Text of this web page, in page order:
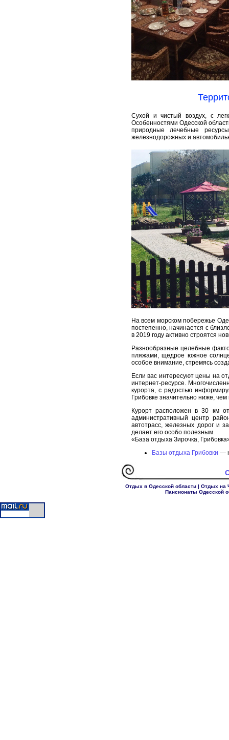
Сухой и чистый воздух, с
Особенностями Одесской
природные лечебные
железнодорожных и
На всем морском побережье
постепенно, начинается с
в 2019 году активно строятся
Разнообразные целебные
пляжами, щедрое южное
особое внимание, стремясь
Если вас интересуют цены на
интернет-ресурсе.
курорта, с радостью
Грибовке значительно ниже,
Курорт расположен в 30 км
административный центр
автотрасс, железных дорог и
делает его особо полезным.
«База отдыха Зирочка,
Базы отдыха Грибовки —
Отдых в Одесской области | Отдых на
Пансионаты Одесской